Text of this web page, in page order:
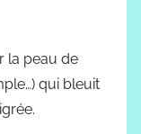
la peau de
qui bleuit